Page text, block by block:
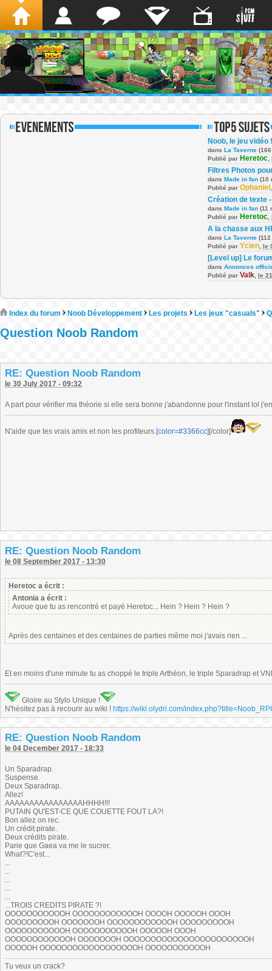
Noob, le jeu vidéo !
dans La Taverne
Publié par Heretoc
Filtres Photos
dans Made in fan (10
Publié par Ophaniel
Création de texte
dans Made in fan (11
Publié par Heretoc
A la chasse aux
dans La Taverne
Publié par Ycien le
[Level up] Le
dans Annonces
Publié par Valk le
Index du forum Noob Développement Les projets Les jeux "casuals"
Question Noob Random
RE: Question Noob Random
le 30 July 2017 - 09:32
A part pour vérifier ma théorie si elle sera bonne j'abandonne pour l'instant lol
N'aide que tes vrais amis et non les profiteurs.[color=#3366cc] [/color]
RE: Question Noob Random
le 08 September 2017 - 13:30
Heretoc a écrit :
Antonia a écrit :
Avoue que tu as rencontré et payé Heretoc... Hein ? Hein ? Hein ?
Après des centaines et des centaines de parties même moi j'avais rien ...
Et en moins d'une minute tu as choppé le triple Arthéon, le triple Sparadrap et
Gloire au Stylo Unique !
N'hésitez pas à recourir au wiki ! https://wiki.olydri.com/
RE: Question Noob Random
le 04 December 2017 - 18:33
Un Sparadrap.
Suspense.
Deux Sparadrap.
Allez!
AAAAAAAAAAAAAAAAHHHH!!!
PUTAIN QU'EST-CE QUE COUETTE FOUT LA?!
Bon allez on rec.
Un crédit pirate.
Deux crédits pirate.
Parie que Gaea va me le sucrer.
What?!C'est...
...
...
...
...
...
...TROIS CREDITS PIRATE ?!
OOOOOOOOOOOH OOOOOOOOOOOOH OOOOH OOOOOH OOOH
OOOOOOOOOH OOOOOOOH OOOOOOOOOOOOH OOOOOOOOOH
OOOOOOOOOOOH OOOOOOOOOOOH OOOOOH OOOH
OOOOOOOOOOOOH OOOOOOOH OOOOOOOOOOOOOOOOOOOOOOOH
OOOOOH OOOOOOOOOOOOOOOOOOH OOOOOOOOOOOH
Tu veux un crack?